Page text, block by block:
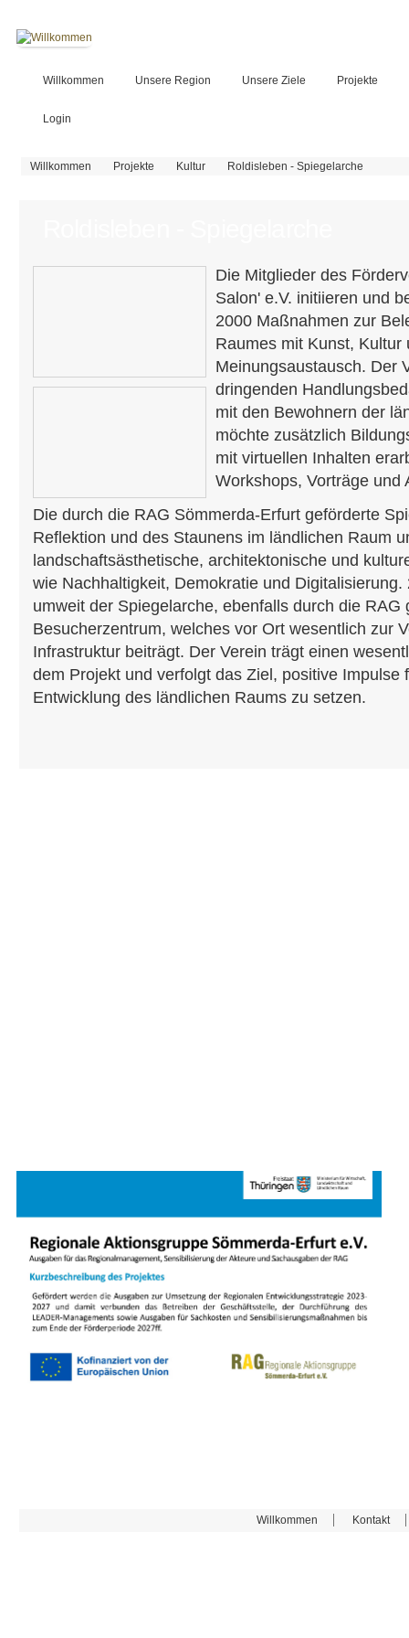
Willkommen Unsere Region Unsere Ziele Projekte
Login
Sie sind hier
Willkommen Projekte Kultur Roldisleben - Spiegelarche
Die Mitglieder des
Salon' e.V. initiieren und
2000 Maßnahmen zur
Raumes mit Kunst, Kultur
Meinungsaustausch. Der
dringenden
mit den Bewohnern der
möchte zusätzlich
mit virtuellen Inhalten
Workshops, Vorträge und
Die durch die RAG Sömmerda-Erfurt geförderte
Reflektion und des Staunens im ländlichen Raum
landschaftsästhetische, architektonische und
wie Nachhaltigkeit, Demokratie und Digitalisierung.
umweit der Spiegelarche, ebenfalls durch die RAG
Besucherzentrum, welches vor Ort wesentlich zur
Infrastruktur beiträgt. Der Verein trägt einen
dem Projekt und verfolgt das Ziel, positive Impulse
Entwicklung des ländlichen Raums zu setzen.
Willkommen Kontakt